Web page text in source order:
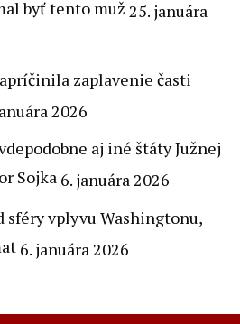
byť tento muž 25. januára
zaplavenie časti
2026
aj iné štáty Južnej
Sojka 6. januára 2026
sféry vplyvu Washingtonu,
6. januára 2026